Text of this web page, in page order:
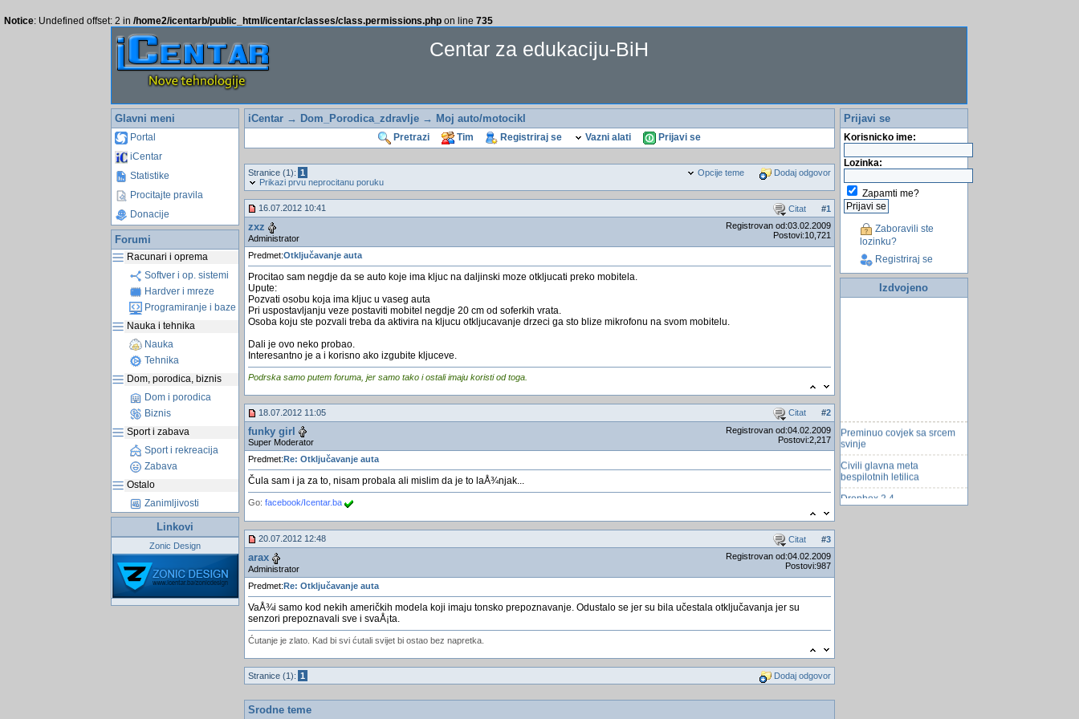
Notice: Undefined offset: 2 in /home2/icentarb/public_html/icentar/classes/class.permissions.php on line 735
Centar za edukaciju-BiH
Glavni meni
Portal
iCentar
Statistike
Procitajte pravila
Donacije
Forumi
Racunari i oprema
Softver i op. sistemi
Hardver i mreze
Programiranje i baze
Nauka i tehnika
Nauka
Tehnika
Dom, porodica, biznis
Dom i porodica
Biznis
Sport i zabava
Sport i rekreacija
Zabava
Ostalo
Zanimljivosti
Linkovi
Zonic Design
iCentar→ Dom_Porodica_zdravlje→ Moj auto/motocikl
Pretrazi Tim Registriraj se Vazni alati Prijavi se
Opcije teme Dodaj odgovor
Stranice (1): 1
Prikazi prvu neprocitanu poruku
Citat #1
16.07.2012 10:41
zxz
Administrator
Registrovan od:03.02.2009
Postovi:10,721
Predmet:Otključavanje auta
Procitao sam negdje da se auto koje ima kljuc na daljinski moze otkljucati preko mobitela.
Upute:
Pozvati osobu koja ima kljuc u vaseg auta
Pri uspostavljanju veze postaviti mobitel negdje 20 cm od soferkih vrata.
Osoba koju ste pozvali treba da aktivira na kljucu otkljucavanje drzeci ga sto blize mikrofonu na svom mobitelu.
Dali je ovo neko probao.
Interesantno je a i korisno ako izgubite kljuceve.
Podrska samo putem foruma, jer samo tako i ostali imaju koristi od toga.
Citat #2
18.07.2012 11:05
funky girl
Super Moderator
Registrovan od:04.02.2009
Postovi:2,217
Predmet: Re: Otključavanje auta
Čula sam i ja za to, nisam probala ali mislim da je to laÅ¾njak...
Go: facebook/Icentar.ba
Citat #3
20.07.2012 12:48
arax
Administrator
Registrovan od:04.02.2009
Postovi:987
Predmet:Re: Otključavanje auta
VaÅ¾i samo kod nekih američkih modela koji imaju tonsko prepoznavanje. Odustalo se jer su bila učestala otključavanja jer su
senzori prepoznavali sve i svaÅ¡ta.
Ćutanje je zlato. Kad bi svi ćutali svijet bi ostao bez napretka.
Dodaj odgovor
Stranice (1): 1
Srodne teme
Prijavi se
Korisnicko ime:
Lozinka:
Zapamti me?
Zaboravili ste
lozinku?
Registriraj se
Izdvojeno
Preminuo covjek sa srcem
svinje
Civili glavna meta
bespilotnih letilica
Dropbox 2.4